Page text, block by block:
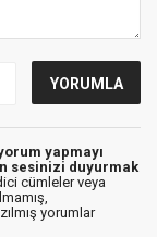
yapmayı
sesinizi duyurmak
cümleler veya
yorumlar